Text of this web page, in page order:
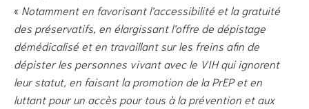
« Notamment en favorisant l’accessibilité et la gratuité
des préservatifs, en élargissant l’offre de dépistage
démédicalisé et en travaillant sur les freins afin de
dépister les personnes vivant avec le VIH qui ignorent
leur statut, en faisant la promotion de la PrEP et en
luttant pour un accès pour tous à la prévention et aux